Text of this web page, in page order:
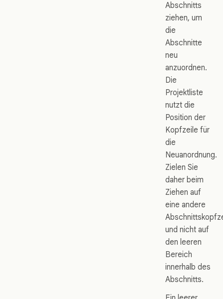
Abschnitts
ziehen, um
die
Abschnitte
neu
anzuordnen.
Die
Projektliste
nutzt die
Position der
Kopfzeile für
die
Neuanordnung.
Zielen Sie
daher beim
Ziehen auf
eine andere
und nicht auf
den leeren
Bereich
innerhalb des
Abschnitts.